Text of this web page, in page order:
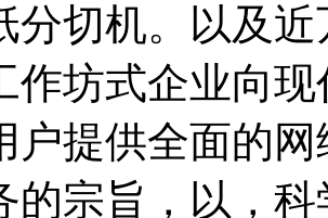
分切机。以及
作坊式企业向
户提供全面的
的宗旨，以，